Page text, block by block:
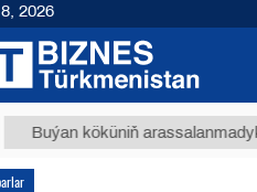
köküniň arassalanmadyk
2026